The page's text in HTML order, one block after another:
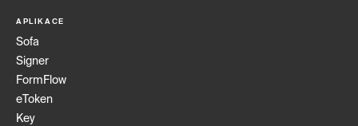
APLIKACE
Sofa
Signer
FormFlow
eToken
Key